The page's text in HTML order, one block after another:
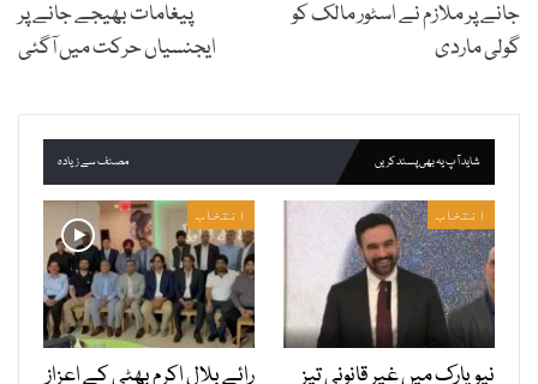
جانے پر ملازم نے اسٹور مالک کو
گولی ماردی
پیغامات بھیجے جانے پر
ایجنسیاں حرکت میں آگئی
شاید آپ یہ بھی پسند کریں مصنف سے زیادہ
انتخاب
نیویارک میں غیر قانونی تیز
انتخاب
رائے بلال اکرم بھٹی کے اعزاز